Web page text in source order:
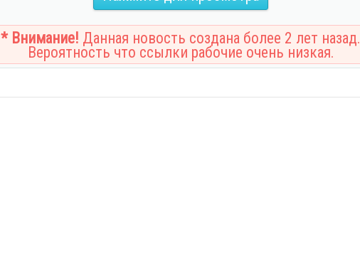
* Внимание! Данная новость создана более 2 лет назад.
Вероятность что ссылки рабочие очень низкая.